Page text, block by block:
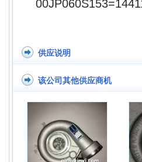
供应说明
该公司其他供应商机